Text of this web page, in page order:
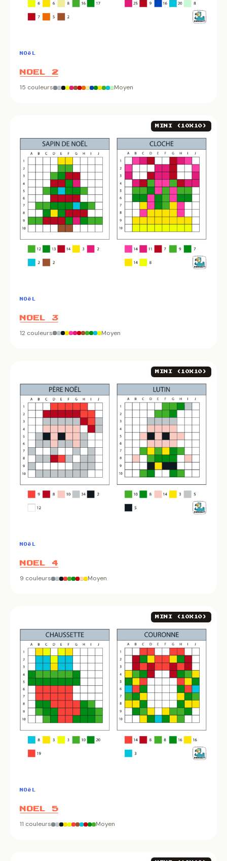
NOëL
NOEL 2
15 couleurs Moyen
MINI (10X10)
NOëL
NOEL 3
12 couleurs Moyen
MINI (10X10)
NOëL
NOEL 4
9 couleurs Moyen
MINI (10X10)
NOëL
NOEL 5
11 couleurs Moyen